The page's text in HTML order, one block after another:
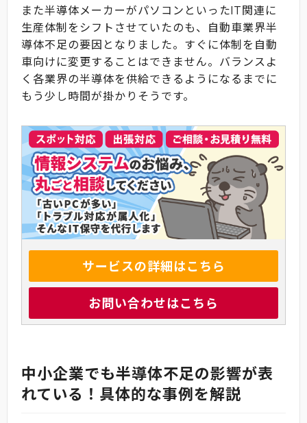
また半導体メーカーがパソコンといったIT関連に
生産体制をシフトさせていたのも、自動車業界半
導体不足の要因となりました。すぐに体制を自動
車向けに変更することはできません。バランスよ
く各業界の半導体を供給できるようになるまでに
もう少し時間が掛かりそうです。
サービスの詳細はこちら
お問い合わせはこちら
中小企業でも半導体不足の影響が表
れている！具体的な事例を解説